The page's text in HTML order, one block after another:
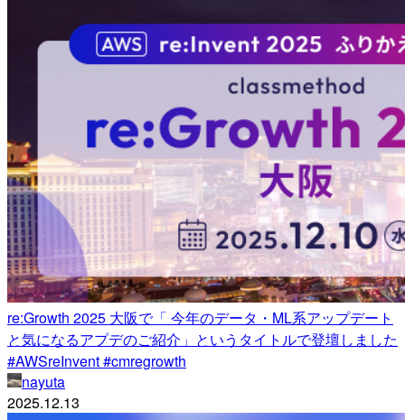
re:Growth 2025 大阪で「 今年のデータ・ML系アップデート
と気になるアプデのご紹介」というタイトルで登壇しました
#AWSreInvent #cmregrowth
nayuta
2025.12.13